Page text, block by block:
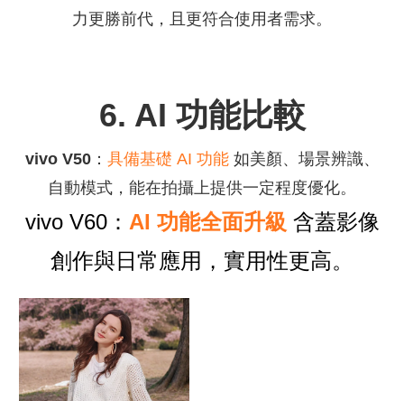
力更勝前代，且更符合使用者需求。
6. AI 功能比較
vivo V50： 具備基礎 AI 功能 如美顏、場景辨識、
自動模式，能在拍攝上提供一定程度優化。
vivo V60： AI 功能全面升級 含蓋影像
創作與日常應用，實用性更高。